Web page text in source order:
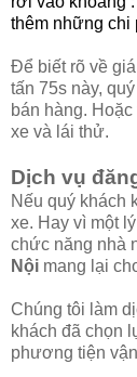
thêm những chi
Để biết rõ về
tấn 75s này,
bán hàng.
xe và lái thử.
Dịch vụ
Nếu quý khách
xe. Hay vì một
chức năng nhà
Nội mang lại
Chúng tôi làm
khách đã chọn
phương tiện